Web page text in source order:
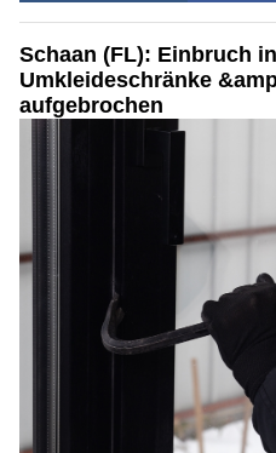
Schaan (FL): Einbruch
Umkleideschränke
aufgebrochen